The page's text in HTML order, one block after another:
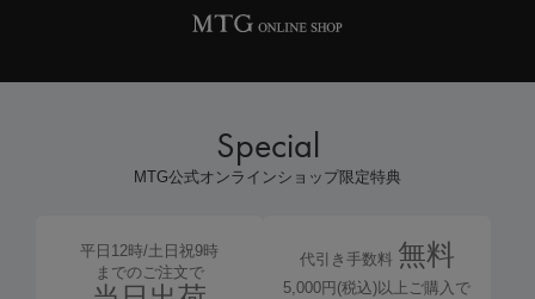
Special
MTG公式オンラインショップ限定特典
平日12時/土日祝9時
までのご注文で
代引き手数料 無料
5,000円(税込)以上ご購入で